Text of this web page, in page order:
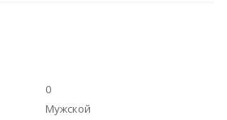
0
Мужской